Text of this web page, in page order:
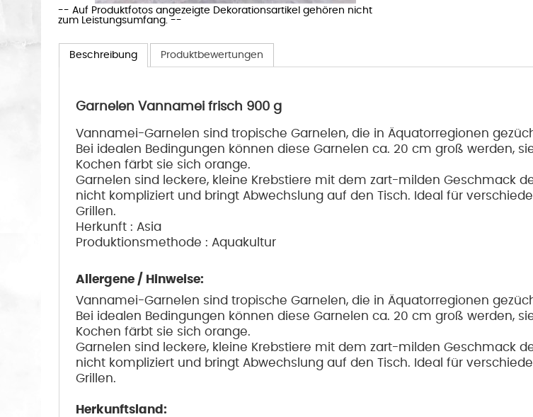
-- Auf Produktfotos angezeigte Dekorationsartikel gehören nicht
zum Leistungsumfang. --
Beschreibung Produktbewertungen
Garnelen Vannamei frisch 900 g
Vannamei-Garnelen sind tropische Garnelen, die in Äquatorregionen
Bei idealen Bedingungen können diese Garnelen ca. 20 cm groß werden,
Kochen färbt sie sich orange.
Garnelen sind leckere, kleine Krebstiere mit dem zart-milden Geschmack
nicht kompliziert und bringt Abwechslung auf den Tisch. Ideal für
Grillen.
Herkunft : Asia
Produktionsmethode : Aquakultur
Allergene / Hinweise:
Vannamei-Garnelen sind tropische Garnelen, die in Äquatorregionen
Bei idealen Bedingungen können diese Garnelen ca. 20 cm groß werden,
Kochen färbt sie sich orange.
Garnelen sind leckere, kleine Krebstiere mit dem zart-milden Geschmack
nicht kompliziert und bringt Abwechslung auf den Tisch. Ideal für
Grillen.
Herkunftsland: